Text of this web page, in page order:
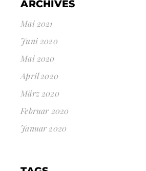
ARCHIVES
Mai 2021
Juni 2020
Mai 2020
April 2020
März 2020
Februar 2020
Januar 2020